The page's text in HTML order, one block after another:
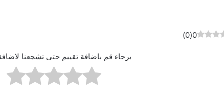
0
(
0
)
برجاء قم باضافة تقييم حتى تشجعنا